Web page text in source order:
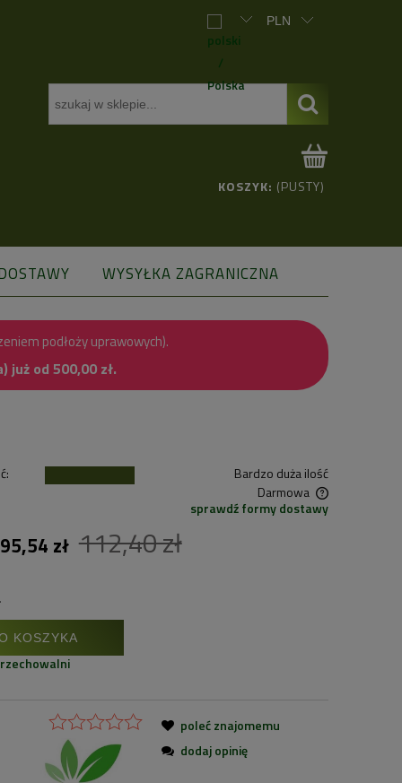
KOSZYK: (PUSTY)
WYSYŁKA ZAGRANICZNA
podłoży uprawowych).
już od 500,00 zł.
Bardzo duża ilość
Darmowa
Cena nie zawiera ewentualnych kosztów
płatności
sprawdź formy dostawy
95,54 zł 112,40 zł
KOSZYKA
poleć znajomemu
dodaj opinię